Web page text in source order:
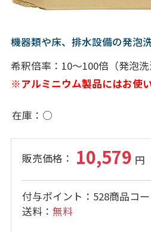
機器類や床、排水設備の発泡
希釈倍率：10～100倍（発泡洗
※アルミニウム製品にはお使
在庫 ○
10,579
付与ポイント 528商品コ
送料
無料